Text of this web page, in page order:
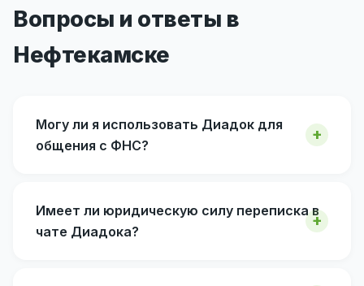
Вопросы и ответы в
Нефтекамске
Могу ли я использовать Диадок для
общения с ФНС?
Имеет ли юридическую силу переписка в
чате Диадока?